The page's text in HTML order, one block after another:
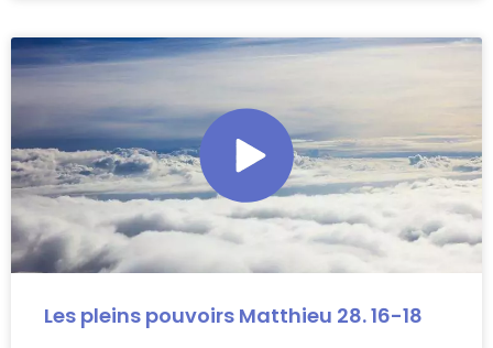
Les pleins pouvoirs Matthieu 28. 16-18